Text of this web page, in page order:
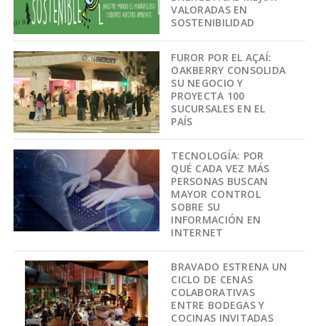
VALORADAS EN
SOSTENIBILIDAD
FUROR POR EL AÇAÍ:
OAKBERRY CONSOLIDA
SU NEGOCIO Y
PROYECTA 100
SUCURSALES EN EL
PAÍS
TECNOLOGÍA: POR
QUÉ CADA VEZ MÁS
PERSONAS BUSCAN
MAYOR CONTROL
SOBRE SU
INFORMACIÓN EN
INTERNET
BRAVADO ESTRENA UN
CICLO DE CENAS
COLABORATIVAS
ENTRE BODEGAS Y
COCINAS INVITADAS